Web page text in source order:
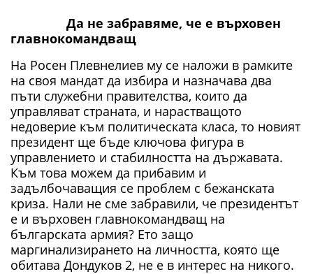
Да не забравяме, че е върховен
главнокомандващ
На Росен Плевнелиев му се наложи в рамките
на своя мандат да избира и назначава два
пъти служебни правителства, които да
управляват страната, и нарастващото
недоверие към политическата класа, то новият
президент ще бъде ключова фигура в
управлението и стабилността на държавата.
Към това можем да прибавим и
задълбочаващия се проблем с бежанската
криза. Нали не сме забравили, че президентът
е и върховен главнокомандващ на
българската армия? Ето защо
маргинализирането на личността, която ще
обитава Дондуков 2, не е в интерес на никого.